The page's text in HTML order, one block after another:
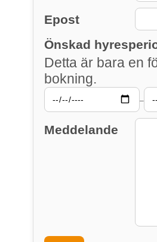
Epost
Önskad
Detta är bara en
bokning.
–
Meddelande